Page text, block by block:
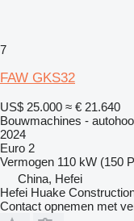
7
FAW GKS32
US$ 25.000 ≈ € 21.640
Bouwmachines -
2024
Euro 2
Vermogen 110 kW (150
China, Hefei
Hefei Huake
Contact opnemen met